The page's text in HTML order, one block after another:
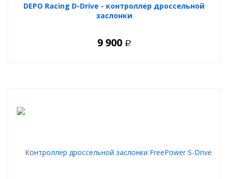
DEPO Racing D-Drive - контроллер дроссельной
заслонки
9 900 Р